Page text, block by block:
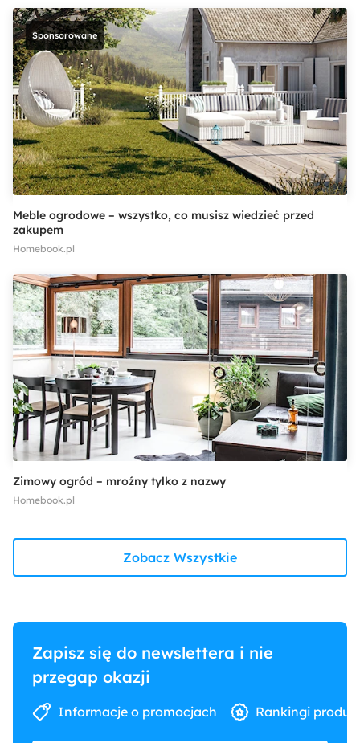
Sponsorowane
Meble ogrodowe – wszystko, co musisz wiedzieć przed
zakupem
Homebook.pl
Zimowy ogród – mroźny tylko z nazwy
Homebook.pl
Zobacz Wszystkie
Zapisz się do newslettera i nie
przegap okazji
Informacje o promocjach Rankingi